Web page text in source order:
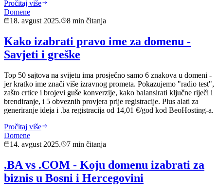
Pročitaj više
Domene
18. avgust 2025.
8 min čitanja
Kako izabrati pravo ime za domenu -
Savjeti i greške
Top 50 sajtova na svijetu ima prosječno samo 6 znakova u domeni -
jer kratko ime znači više izravnog prometa. Pokazujemo "radio test",
zašto crtice i brojevi guše konverzije, kako balansirati ključne riječi i
brendiranje, i 5 obveznih provjera prije registracije. Plus alati za
generiranje ideja i .ba registracija od 14,01 €/god kod BeoHosting-a.
Pročitaj više
Domene
14. avgust 2025.
7 min čitanja
.BA vs .COM - Koju domenu izabrati za
biznis u Bosni i Hercegovini